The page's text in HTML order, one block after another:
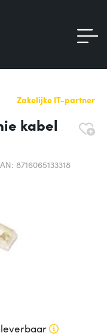
Zakelijke IT-partner
kabel
8716065133318